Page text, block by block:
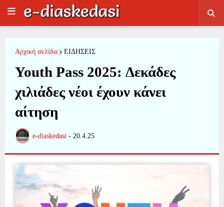
Αρχική σελίδα ΕΙΔΗΣΕΙΣ
Youth Pass 2025: Δεκάδες
χιλιάδες νέοι έχουν κάνει
αίτηση
e-diaskedasi - 20.4.25